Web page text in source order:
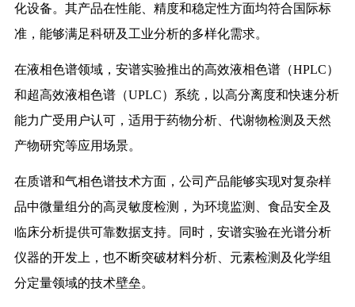
化设备。其产品在性能、精度和稳定性方面均符合国际标
准，能够满足科研及工业分析的多样化需求。
在液相色谱领域，安谱实验推出的高效液相色谱（HPLC）
和超高效液相色谱（UPLC）系统，以高分离度和快速分析
能力广受用户认可，适用于药物分析、代谢物检测及天然
产物研究等应用场景。
在质谱和气相色谱技术方面，公司产品能够实现对复杂样
品中微量组分的高灵敏度检测，为环境监测、食品安全及
临床分析提供可靠数据支持。同时，安谱实验在光谱分析
仪器的开发上，也不断突破材料分析、元素检测及化学组
分定量领域的技术壁垒。